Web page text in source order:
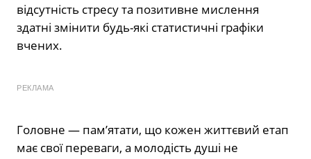
відсутність стресу та позитивне мислення
здатні змінити будь-які статистичні графіки
вчених.
РЕКЛАМА
Головне — пам’ятати, що кожен життєвий етап
має свої переваги, а молодість душі не